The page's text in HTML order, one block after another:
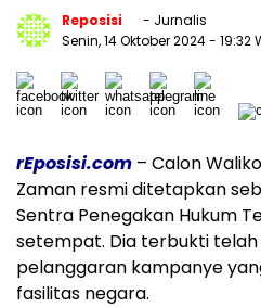
Reposisi
- Jurnalis
Senin, 14 Oktober 2024- 19:32
rEposisi.com – Calon
Zaman resmi ditetapkan
Sentra Penegakan Hukum
setempat. Dia terbukti
pelanggaran kampanye
fasilitas negara.